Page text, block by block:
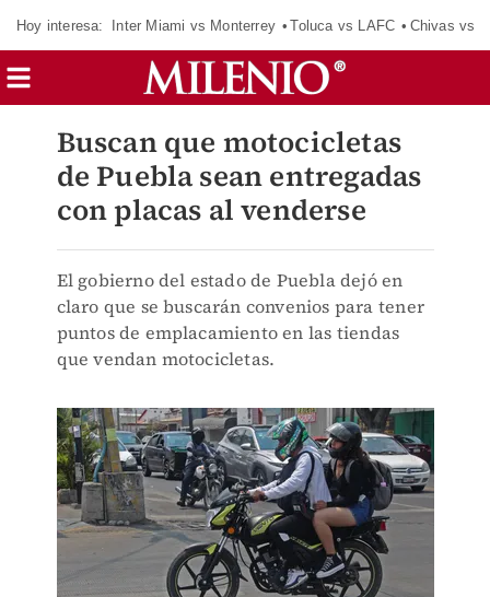
Hoy interesa: Inter Miami vs Monterrey Toluca vs LAFC Chivas vs
Buscan que motocicletas
de Puebla sean entregadas
con placas al venderse
El gobierno del estado de Puebla dejó en
claro que se buscarán convenios para tener
puntos de emplacamiento en las tiendas
que vendan motocicletas.